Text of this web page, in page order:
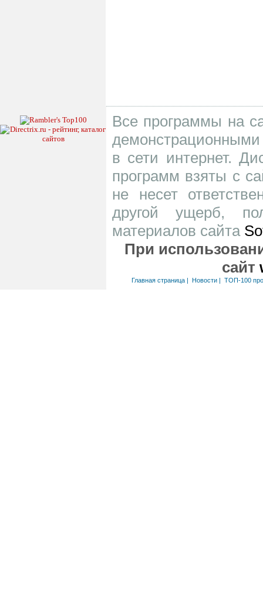
Все программы на
в сети интернет.
программ взяты с
не несет
другой ущерб,
материалов сайта
При
сайт
Главная страница| Новости| ТОП-100